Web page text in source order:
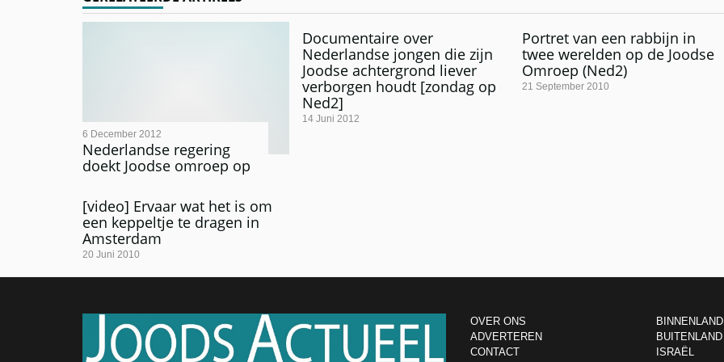
Nederlandse regering
doekt Joodse omroep op
6 December 2012
Documentaire over
Nederlandse jongen die zijn
Joodse achtergrond liever
verborgen houdt [zondag op
Ned2]
14 Juni 2012
Portret van een rabbijn in
twee werelden op de Joodse
Omroep (Ned2)
21 September 2010
[video] Ervaar wat het is om
een keppeltje te dragen in
Amsterdam
20 Juni 2010
OVER ONS
ADVERTEREN
CONTACT
BINNENLAND
BUITENLAND
ISRAËL